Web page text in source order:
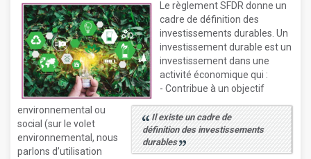
Le règlement SFDR donne un
cadre de définition des
investissements durables. Un
investissement durable est un
investissement dans une
activité économique qui :
Il existe un cadre de
définition des investissements
durables
- Contribue à un objectif
environnemental ou
social (sur le volet
environnemental, nous
parlons d’utilisation